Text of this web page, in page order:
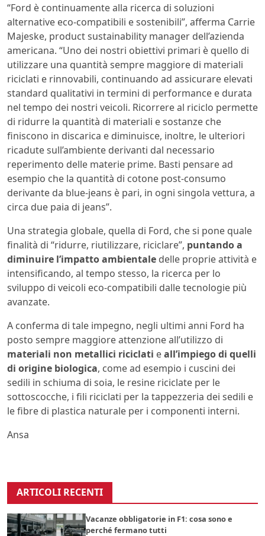
“Ford è continuamente alla ricerca di soluzioni
alternative eco-compatibili e sostenibili”, afferma Carrie
Majeske, product sustainability manager dell’azienda
americana. “Uno dei nostri obiettivi primari è quello di
utilizzare una quantità sempre maggiore di materiali
riciclati e rinnovabili, continuando ad assicurare elevati
standard qualitativi in termini di performance e durata
nel tempo dei nostri veicoli. Ricorrere al riciclo permette
di ridurre la quantità di materiali e sostanze che
finiscono in discarica e diminuisce, inoltre, le ulteriori
ricadute sull’ambiente derivanti dal necessario
reperimento delle materie prime. Basti pensare ad
esempio che la quantità di cotone post-consumo
derivante da blue-jeans è pari, in ogni singola vettura, a
circa due paia di jeans”.
Una strategia globale, quella di Ford, che si pone quale
finalità di “ridurre, riutilizzare, riciclare”, puntando a
diminuire l’impatto ambientale delle proprie attività e
intensificando, al tempo stesso, la ricerca per lo
sviluppo di veicoli eco-compatibili dalle tecnologie più
avanzate.
A conferma di tale impegno, negli ultimi anni Ford ha
posto sempre maggiore attenzione all’utilizzo di
materiali non metallici riciclati eall’impiego di quelli
di origine biologica, come ad esempio i cuscini dei
sedili in schiuma di soia, le resine riciclate per le
sottoscocche, i fili riciclati per la tappezzeria dei sedili e
le fibre di plastica naturale per i componenti interni.
Ansa
ARTICOLI RECENTI
Vacanze obbligatorie in F1: cosa sono e
perché fermano tutti